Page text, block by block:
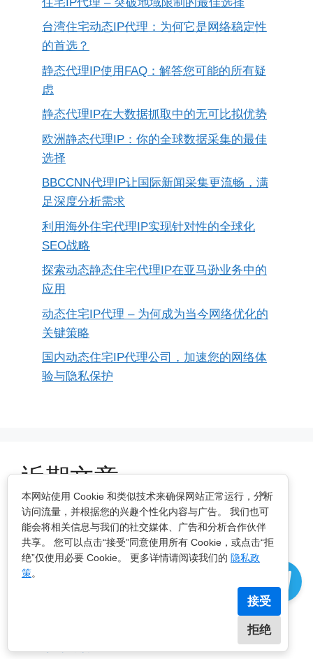
台湾住宅动态IP代理：为何它是网络稳定性
的首选？
静态代理IP使用FAQ：解答您可能的所有疑
虑
静态代理IP在大数据抓取中的无可比拟优势
欧洲静态代理IP：你的全球数据采集的最佳
选择
BBCCNN代理IP让国际新闻采集更流畅，满
足深度分析需求
利用海外住宅代理IP实现针对性的全球化
SEO战略
探索动态静态住宅代理IP在亚马逊业务中的
应用
动态住宅IP代理 – 为何成为当今网络优化的
关键策略
国内动态住宅IP代理公司，加速您的网络体
验与隐私保护
近期文章
提供独享高匿的动态代理IP服务
如何利用CloudProxy海外代理IP优化全球网络连
接，提升游戏试玩与工作室运营效率
无月费限制，流量永不过期：新时代代理IP服务的
提供独享的优质代理IP资源——CloudProxy海外代
×
本网站使用 Cookie 和类似技术来确保网站正常运行，分析
访问流量，并根据您的兴趣个性化内容与广告。 我们也可
能会将相关信息与我们的社交媒体、广告和分析合作伙伴
共享。 您可以点击“接受”同意使用所有 Cookie，或点击“拒
绝”仅使用必要 Cookie。 更多详情请阅读我们的 隐私政
策。
接受
拒绝